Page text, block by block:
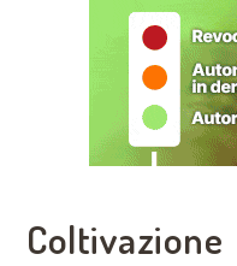
Coltivazione